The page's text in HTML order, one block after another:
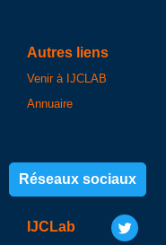
Autres liens
Venir à IJCLAB
Annuaire
Réseaux sociaux
IJCLab